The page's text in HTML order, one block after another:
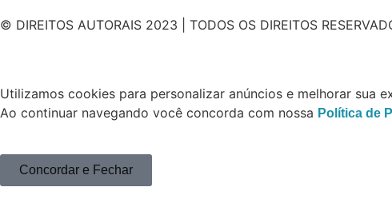
© DIREITOS AUTORAIS 2023 | TODOS OS DIREITOS
Utilizamos cookies para personalizar anúncios e melhorar sua
Ao continuar navegando você concorda com nossa Política de
Concordar e Fechar